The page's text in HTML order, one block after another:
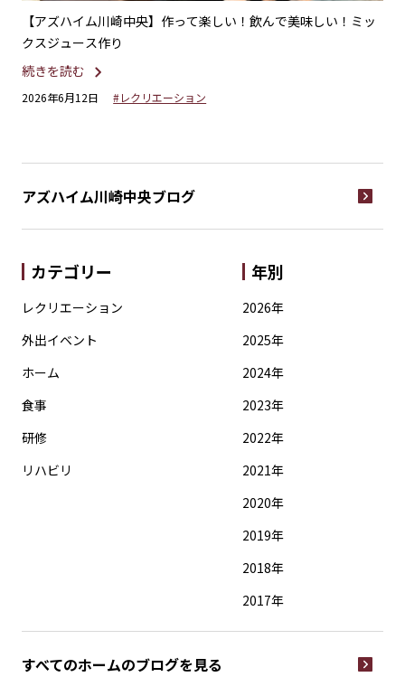
【アズハイム川崎中央】作って楽しい！飲んで美味しい！ミッ
クスジュース作り
続きを読む
2026年6月12日 #レクリエーション
アズハイム川崎中央ブログ
カテゴリー
レクリエーション
外出イベント
ホーム
食事
研修
リハビリ
年別
2026年
2025年
2024年
2023年
2022年
2021年
2020年
2019年
2018年
2017年
すべてのホームのブログを見る